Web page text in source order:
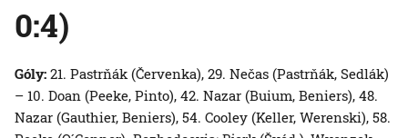
0:4)
Góly: 21. Pastrňák (Červenka), 29. Nečas (Pastrňák, Sedlák)
– 10. Doan (Peeke, Pinto), 42. Nazar (Buium, Beniers), 48.
Nazar (Gauthier, Beniers), 54. Cooley (Keller, Werenski), 58.